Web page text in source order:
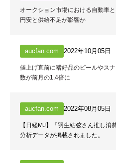
オークション市場における自動車
円安と供給不足が影響か
aucfan.com 2022年10月05日
値上げ直前に嗜好品のビールやス
数が前月の1.4倍に
aucfan.com 2022年08月05日
【日経MJ】『羽生結弦さん推し
分析データが掲載されました。